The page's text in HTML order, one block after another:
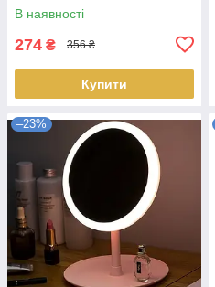
В наявності
274 ₴ 356 ₴
Купити
–23%